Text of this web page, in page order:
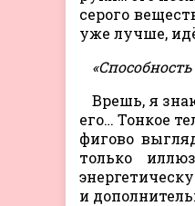
серого
уже лучше,
Врешь, я
его… Тонкое
фигово
только
и